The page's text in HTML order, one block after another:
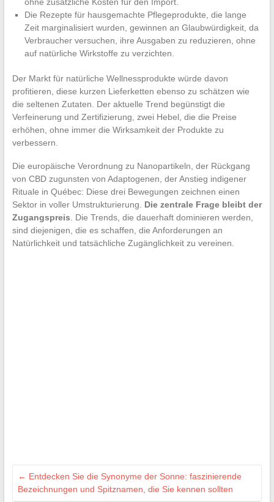
ohne zusätzliche Kosten für den Import.
Die Rezepte für hausgemachte Pflegeprodukte, die lange
Zeit marginalisiert wurden, gewinnen an Glaubwürdigkeit, da
Verbraucher versuchen, ihre Ausgaben zu reduzieren, ohne
auf natürliche Wirkstoffe zu verzichten.
Der Markt für natürliche Wellnessprodukte würde davon
profitieren, diese kurzen Lieferketten ebenso zu schätzen wie
die seltenen Zutaten. Der aktuelle Trend begünstigt die
Verfeinerung und Zertifizierung, zwei Hebel, die die Preise
erhöhen, ohne immer die Wirksamkeit der Produkte zu
verbessern.
Die europäische Verordnung zu Nanopartikeln, der Rückgang
von CBD zugunsten von Adaptogenen, der Anstieg indigener
Rituale in Québec: Diese drei Bewegungen zeichnen einen
Sektor in voller Umstrukturierung. Die zentrale Frage bleibt der
Zugangspreis. Die Trends, die dauerhaft dominieren werden,
sind diejenigen, die es schaffen, die Anforderungen an
Natürlichkeit und tatsächliche Zugänglichkeit zu vereinen.
← Entdecken Sie die Synonyme der Sonne: faszinierende
Bezeichnungen und Spitznamen, die Sie kennen sollten